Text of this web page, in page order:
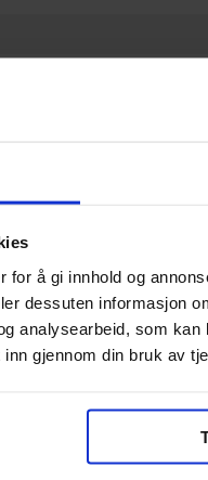
for å gi innhold og
dessuten informasjon
analysearbeid, som
gjennom din bruk av